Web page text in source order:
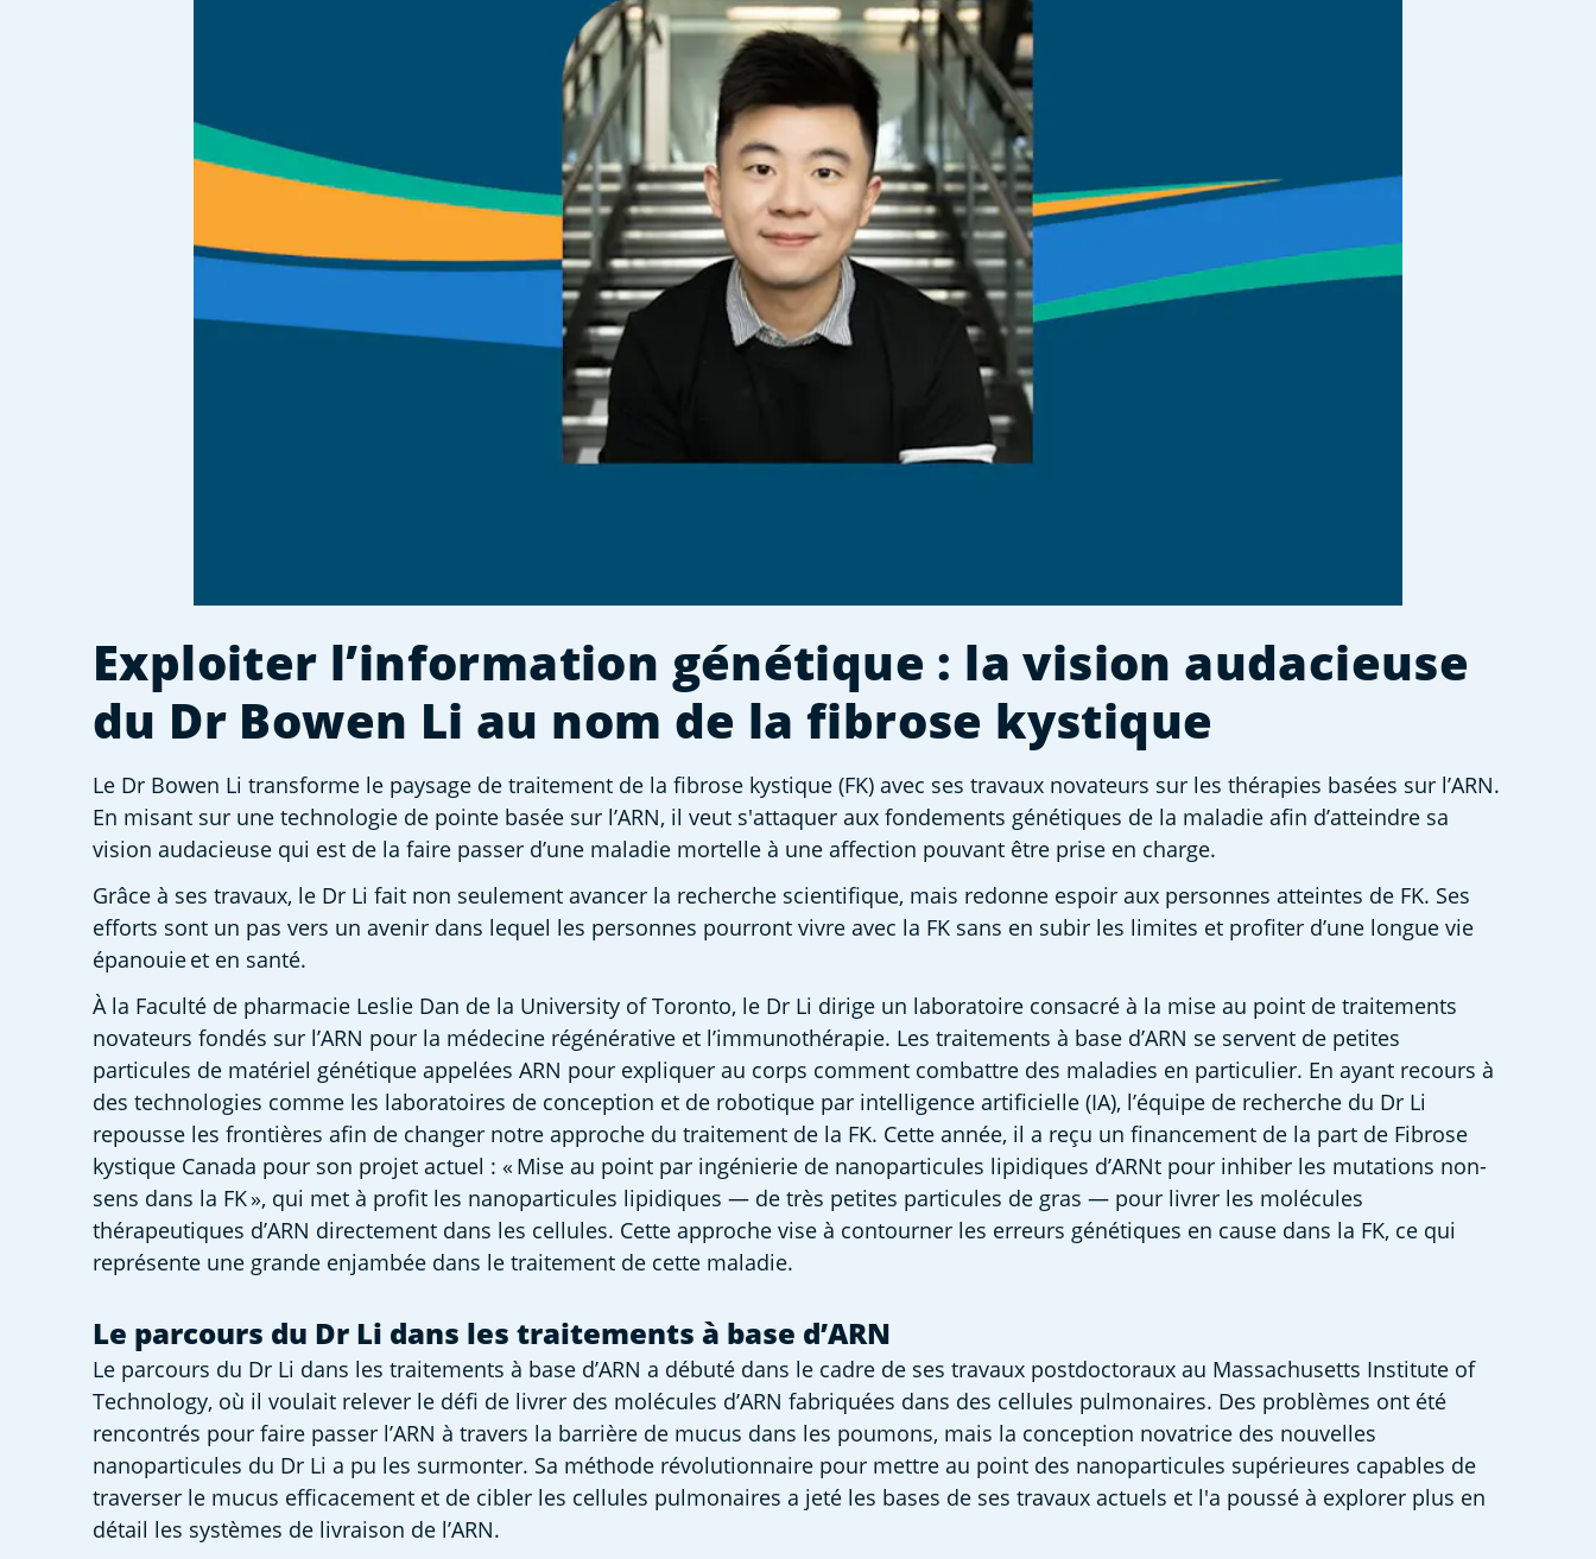
Exploiter l’information génétique : la vision audacieuse
du Dr Bowen Li au nom de la fibrose kystique
Le Dr Bowen Li transforme le paysage de traitement de la fibrose kystique (FK) avec ses travaux novateurs sur les thérapies basées sur l’ARN.
En misant sur une technologie de pointe basée sur l’ARN, il veut s'attaquer aux fondements génétiques de la maladie afin d’atteindre sa
vision audacieuse qui est de la faire passer d’une maladie mortelle à une affection pouvant être prise en charge.
Grâce à ses travaux, le Dr Li fait non seulement avancer la recherche scientifique, mais redonne espoir aux personnes atteintes de FK. Ses
efforts sont un pas vers un avenir dans lequel les personnes pourront vivre avec la FK sans en subir les limites et profiter d’une longue vie
épanouie et en santé.
À la Faculté de pharmacie Leslie Dan de la University of Toronto, le Dr Li dirige un laboratoire consacré à la mise au point de traitements
novateurs fondés sur l’ARN pour la médecine régénérative et l’immunothérapie. Les traitements à base d’ARN se servent de petites
particules de matériel génétique appelées ARN pour expliquer au corps comment combattre des maladies en particulier. En ayant recours à
des technologies comme les laboratoires de conception et de robotique par intelligence artificielle (IA), l’équipe de recherche du Dr Li
repousse les frontières afin de changer notre approche du traitement de la FK. Cette année, il a reçu un financement de la part de Fibrose
kystique Canada pour son projet actuel : « Mise au point par ingénierie de nanoparticules lipidiques d’ARNt pour inhiber les mutations non-
sens dans la FK », qui met à profit les nanoparticules lipidiques — de très petites particules de gras — pour livrer les molécules
thérapeutiques d’ARN directement dans les cellules. Cette approche vise à contourner les erreurs génétiques en cause dans la FK, ce qui
représente une grande enjambée dans le traitement de cette maladie.
Le parcours du Dr Li dans les traitements à base d’ARN
Le parcours du Dr Li dans les traitements à base d’ARN a débuté dans le cadre de ses travaux postdoctoraux au Massachusetts Institute of
Technology, où il voulait relever le défi de livrer des molécules d’ARN fabriquées dans des cellules pulmonaires. Des problèmes ont été
rencontrés pour faire passer l’ARN à travers la barrière de mucus dans les poumons, mais la conception novatrice des nouvelles
nanoparticules du Dr Li a pu les surmonter. Sa méthode révolutionnaire pour mettre au point des nanoparticules supérieures capables de
traverser le mucus efficacement et de cibler les cellules pulmonaires a jeté les bases de ses travaux actuels et l'a poussé à explorer plus en
détail les systèmes de livraison de l’ARN.